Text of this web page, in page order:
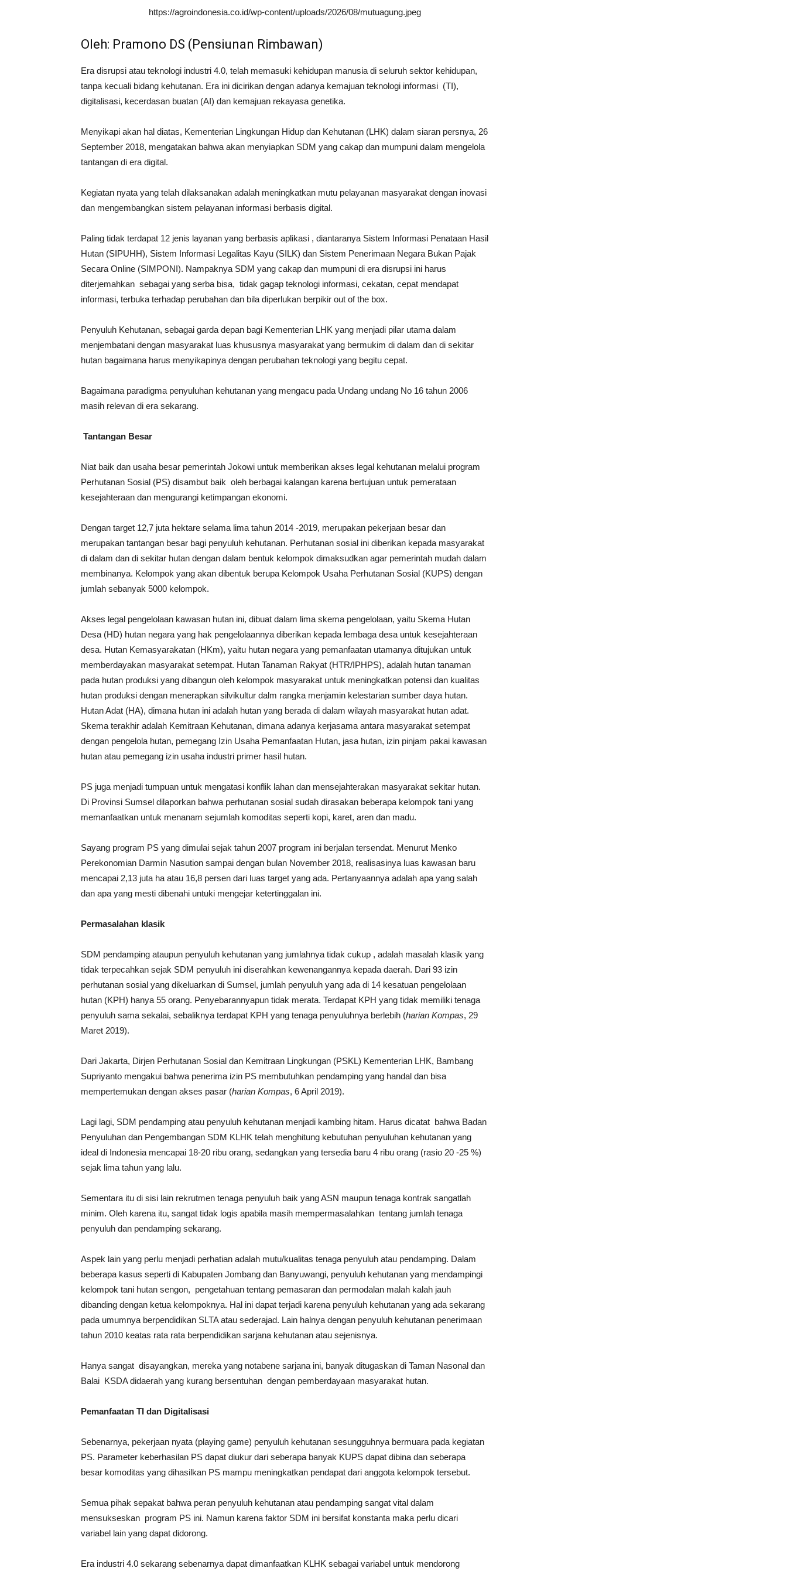
https://agroindonesia.co.id/wp-content/uploads/2026/08/mutuagung.jpeg
Oleh: Pramono DS (Pensiunan Rimbawan)
Era disrupsi atau teknologi industri 4.0, telah memasuki kehidupan manusia di seluruh sektor kehidupan,
tanpa kecuali bidang kehutanan. Era ini dicirikan dengan adanya kemajuan teknologi informasi (TI),
digitalisasi, kecerdasan buatan (AI) dan kemajuan rekayasa genetika.
Menyikapi akan hal diatas, Kementerian Lingkungan Hidup dan Kehutanan (LHK) dalam siaran persnya, 26
September 2018, mengatakan bahwa akan menyiapkan SDM yang cakap dan mumpuni dalam mengelola
tantangan di era digital.
Kegiatan nyata yang telah dilaksanakan adalah meningkatkan mutu pelayanan masyarakat dengan inovasi
dan mengembangkan sistem pelayanan informasi berbasis digital.
Paling tidak terdapat 12 jenis layanan yang berbasis aplikasi , diantaranya Sistem Informasi Penataan Hasil
Hutan (SIPUHH), Sistem Informasi Legalitas Kayu (SILK) dan Sistem Penerimaan Negara Bukan Pajak
Secara Online (SIMPONI). Nampaknya SDM yang cakap dan mumpuni di era disrupsi ini harus
diterjemahkan sebagai yang serba bisa, tidak gagap teknologi informasi, cekatan, cepat mendapat
informasi, terbuka terhadap perubahan dan bila diperlukan berpikir out of the box.
Penyuluh Kehutanan, sebagai garda depan bagi Kementerian LHK yang menjadi pilar utama dalam
menjembatani dengan masyarakat luas khususnya masyarakat yang bermukim di dalam dan di sekitar
hutan bagaimana harus menyikapinya dengan perubahan teknologi yang begitu cepat.
Bagaimana paradigma penyuluhan kehutanan yang mengacu pada Undang undang No 16 tahun 2006
masih relevan di era sekarang.
Tantangan Besar
Niat baik dan usaha besar pemerintah Jokowi untuk memberikan akses legal kehutanan melalui program
Perhutanan Sosial (PS) disambut baik oleh berbagai kalangan karena bertujuan untuk pemerataan
kesejahteraan dan mengurangi ketimpangan ekonomi.
Dengan target 12,7 juta hektare selama lima tahun 2014 -2019, merupakan pekerjaan besar dan
merupakan tantangan besar bagi penyuluh kehutanan. Perhutanan sosial ini diberikan kepada masyarakat
di dalam dan di sekitar hutan dengan dalam bentuk kelompok dimaksudkan agar pemerintah mudah dalam
membinanya. Kelompok yang akan dibentuk berupa Kelompok Usaha Perhutanan Sosial (KUPS) dengan
jumlah sebanyak 5000 kelompok.
Akses legal pengelolaan kawasan hutan ini, dibuat dalam lima skema pengelolaan, yaitu Skema Hutan
Desa (HD) hutan negara yang hak pengelolaannya diberikan kepada lembaga desa untuk kesejahteraan
desa. Hutan Kemasyarakatan (HKm), yaitu hutan negara yang pemanfaatan utamanya ditujukan untuk
memberdayakan masyarakat setempat. Hutan Tanaman Rakyat (HTR/IPHPS), adalah hutan tanaman
pada hutan produksi yang dibangun oleh kelompok masyarakat untuk meningkatkan potensi dan kualitas
hutan produksi dengan menerapkan silvikultur dalm rangka menjamin kelestarian sumber daya hutan.
Hutan Adat (HA), dimana hutan ini adalah hutan yang berada di dalam wilayah masyarakat hutan adat.
Skema terakhir adalah Kemitraan Kehutanan, dimana adanya kerjasama antara masyarakat setempat
dengan pengelola hutan, pemegang Izin Usaha Pemanfaatan Hutan, jasa hutan, izin pinjam pakai kawasan
hutan atau pemegang izin usaha industri primer hasil hutan.
PS juga menjadi tumpuan untuk mengatasi konflik lahan dan mensejahterakan masyarakat sekitar hutan.
Di Provinsi Sumsel dilaporkan bahwa perhutanan sosial sudah dirasakan beberapa kelompok tani yang
memanfaatkan untuk menanam sejumlah komoditas seperti kopi, karet, aren dan madu.
Sayang program PS yang dimulai sejak tahun 2007 program ini berjalan tersendat. Menurut Menko
Perekonomian Darmin Nasution sampai dengan bulan November 2018, realisasinya luas kawasan baru
mencapai 2,13 juta ha atau 16,8 persen dari luas target yang ada. Pertanyaannya adalah apa yang salah
dan apa yang mesti dibenahi untuki mengejar ketertinggalan ini.
Permasalahan klasik
SDM pendamping ataupun penyuluh kehutanan yang jumlahnya tidak cukup , adalah masalah klasik yang
tidak terpecahkan sejak SDM penyuluh ini diserahkan kewenangannya kepada daerah. Dari 93 izin
perhutanan sosial yang dikeluarkan di Sumsel, jumlah penyuluh yang ada di 14 kesatuan pengelolaan
hutan (KPH) hanya 55 orang. Penyebarannyapun tidak merata. Terdapat KPH yang tidak memiliki tenaga
penyuluh sama sekalai, sebaliknya terdapat KPH yang tenaga penyuluhnya berlebih (harian Kompas, 29
Maret 2019).
Dari Jakarta, Dirjen Perhutanan Sosial dan Kemitraan Lingkungan (PSKL) Kementerian LHK, Bambang
Supriyanto mengakui bahwa penerima izin PS membutuhkan pendamping yang handal dan bisa
mempertemukan dengan akses pasar (harian Kompas, 6 April 2019).
Lagi lagi, SDM pendamping atau penyuluh kehutanan menjadi kambing hitam. Harus dicatat bahwa Badan
Penyuluhan dan Pengembangan SDM KLHK telah menghitung kebutuhan penyuluhan kehutanan yang
ideal di Indonesia mencapai 18-20 ribu orang, sedangkan yang tersedia baru 4 ribu orang (rasio 20 -25 %)
sejak lima tahun yang lalu.
Sementara itu di sisi lain rekrutmen tenaga penyuluh baik yang ASN maupun tenaga kontrak sangatlah
minim. Oleh karena itu, sangat tidak logis apabila masih mempermasalahkan tentang jumlah tenaga
penyuluh dan pendamping sekarang.
Aspek lain yang perlu menjadi perhatian adalah mutu/kualitas tenaga penyuluh atau pendamping. Dalam
beberapa kasus seperti di Kabupaten Jombang dan Banyuwangi, penyuluh kehutanan yang mendampingi
kelompok tani hutan sengon, pengetahuan tentang pemasaran dan permodalan malah kalah jauh
dibanding dengan ketua kelompoknya. Hal ini dapat terjadi karena penyuluh kehutanan yang ada sekarang
pada umumnya berpendidikan SLTA atau sederajad. Lain halnya dengan penyuluh kehutanan penerimaan
tahun 2010 keatas rata rata berpendidikan sarjana kehutanan atau sejenisnya.
Hanya sangat disayangkan, mereka yang notabene sarjana ini, banyak ditugaskan di Taman Nasonal dan
Balai KSDA didaerah yang kurang bersentuhan dengan pemberdayaan masyarakat hutan.
Pemanfaatan TI dan Digitalisasi
Sebenarnya, pekerjaan nyata (playing game) penyuluh kehutanan sesungguhnya bermuara pada kegiatan
PS. Parameter keberhasilan PS dapat diukur dari seberapa banyak KUPS dapat dibina dan seberapa
besar komoditas yang dihasilkan PS mampu meningkatkan pendapat dari anggota kelompok tersebut.
Semua pihak sepakat bahwa peran penyuluh kehutanan atau pendamping sangat vital dalam
mensukseskan program PS ini. Namun karena faktor SDM ini bersifat konstanta maka perlu dicari
variabel lain yang dapat didorong.
Era industri 4.0 sekarang sebenarnya dapat dimanfaatkan KLHK sebagai variabel untuk mendorong